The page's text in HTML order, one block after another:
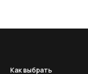
Как выбрать